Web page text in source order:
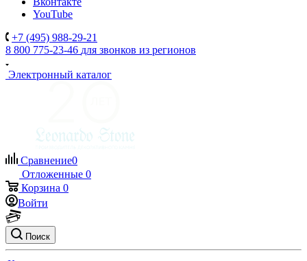
YouTube
+7 (495) 988-29-21
8 800 775-23-46 для звонков из регионов
Электронный каталог
Сравнение0
Отложенные 0
Корзина 0
Войти
Поиск